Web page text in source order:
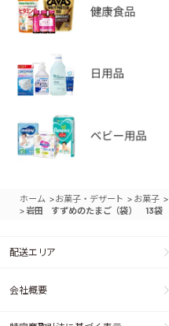
ホーム >お菓子・デザート > お菓子 >
>岩田 すずめのたまご（袋） 13袋
配送エリア
会社概要